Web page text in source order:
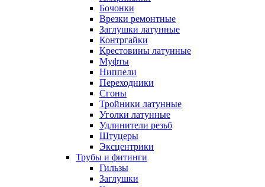
Бочонки
Врезки ремонтные
Заглушки латунные
Контргайки
Крестовины латунные
Муфты
Ниппели
Переходники
Сгоны
Тройники латунные
Уголки латунные
Удлинители резьб
Штуцеры
Эксцентрики
Трубы и фитинги
Гильзы
Заглушки